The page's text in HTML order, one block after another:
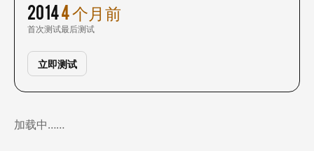
2014
首次测试
4 个月前
最后测试
立即测试
加载中……